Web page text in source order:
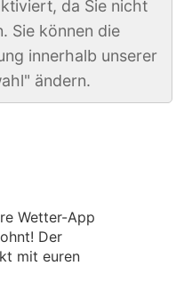
da Sie nicht
Sie können die
innerhalb unserer
ändern.
Wetter-App
Der
mit euren